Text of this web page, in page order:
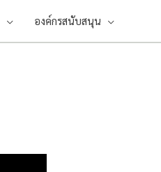
องค์กรสนับสนุน